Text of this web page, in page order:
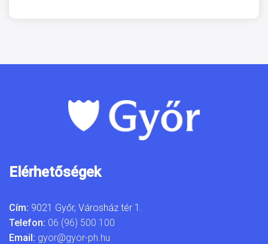
Elérhetőségek
Cím: 9021 Győr, Városház tér 1.
Telefon: 06 (96) 500 100
Email: gyor@gyor-ph.hu